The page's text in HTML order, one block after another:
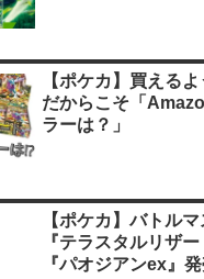
【ポケカ】買える
だからこそ「
ラーは？」
【ポケカ】バトル
『テラスタルリザー
『パオジアンex』